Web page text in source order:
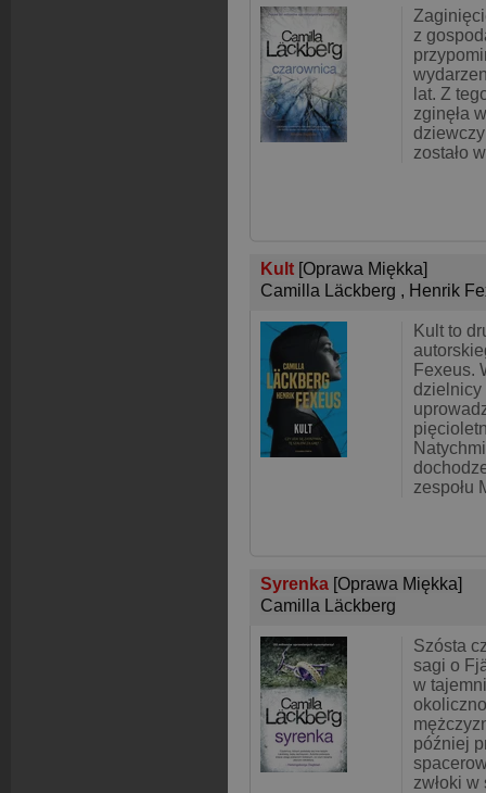
z
lat. Z
zginęła
zostało
Kult [Oprawa Miękka]
Camilla Läckberg , Henrik
Kult to
Fexeus.
dzielnicy
zespołu
Syrenka [Oprawa Miękka]
Camilla Läckberg
Szósta
sagi o
w
później
zwłoki